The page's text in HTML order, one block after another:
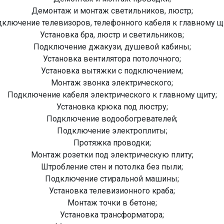
Демонтаж и монтаж светильников, люстр;
телевизоров, телефонного кабеля к главному
Установка бра, люстр и светильников;
Подключение джакузи, душевой кабины;
Установка вентилятора потолочного;
Установка вытяжки с подключением;
Монтаж звонка электрического;
Подключение кабеля электрического к главному щиту;
Установка крюка под люстру;
Подключение водообогревателей;
Подключение электроплиты;
Протяжка проводки;
Монтаж розетки под электрическую плиту;
Штробление стен и потолка без пыли;
Подключение стиральной машины;
Установка телевизионного краба;
Монтаж точки в бетоне;
Установка трансформатора;